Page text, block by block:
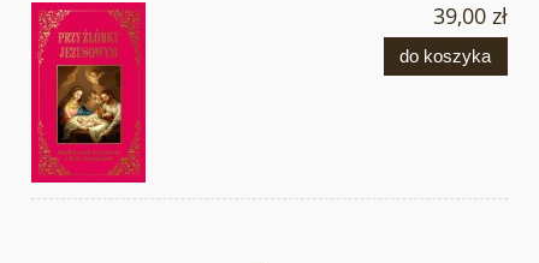
39,00 zł
do koszyka